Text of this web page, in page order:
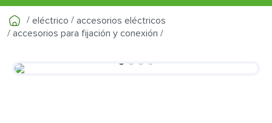
eléctrico
accesorios eléctricos
accesorios para fijación y conexión
2.
ceramica
3.
baldosa